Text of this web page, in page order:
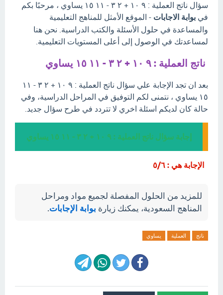
سؤال ناتج العملية : ٩ ١٠ + ٢ ٣ - ١١ ١٥ يساوي ، مرحبًا بكم
في بوابة الاجابات - الموقع الأمثل للمناهج التعليمية
والمساعدة في حلول الأسئلة والكتب الدراسية. نحن هنا
لمساعدتك في الوصول إلى أعلى المستويات التعليمية.
ناتج العملية : ٩ ١٠ + ٢ ٣ - ١١ ١٥ يساوي
بعد ان تجد الإجابة علي سؤال ناتج العملية : ٩ ١٠ + ٢ ٣ - ١١
١٥ يساوي ، نتمنى لكم التوفيق في المراحل الدراسية، وفي
حالة كان لديكم اسئلة اخري لا تتردد في طرح سؤال جديد.
إجابة سؤال ناتج العملية : ٩ ١٠ + ٢ ٣ - ١١ ١٥ يساوي
الإجابة هي : ٥/٦
للمزيد من الحلول المفصلة لجميع مواد ومراحل
المناهج السعودية، يمكنك زيارة بوابة الإجابات.
ناتج العملية يساوي